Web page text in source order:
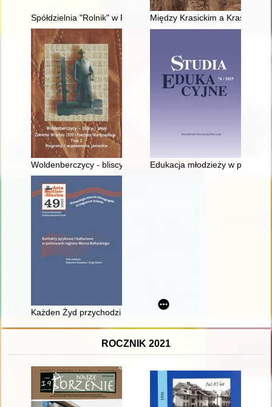
Spółdzielnia "Rolnik" w Pobiedziskach od 1945 r. : zarys
Między Krasickim a Krasickim
Woldenberczycy - bliscy i znani : żołnierze Września 1939 i
Edukacja młodzieży w prasie
Każden Żyd przychodzi już na świat łajdakiem" : o kwestii
ROCZNIK 2021